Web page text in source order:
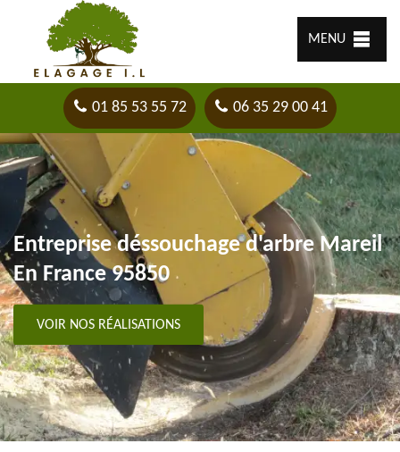
MENU
01 85 53 55 72 06 35 29 00 41
Entreprise déssouchage d'arbre Mareil
En France 95850
VOIR NOS RÉALISATIONS